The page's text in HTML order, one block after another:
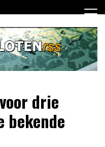
drie
bekende